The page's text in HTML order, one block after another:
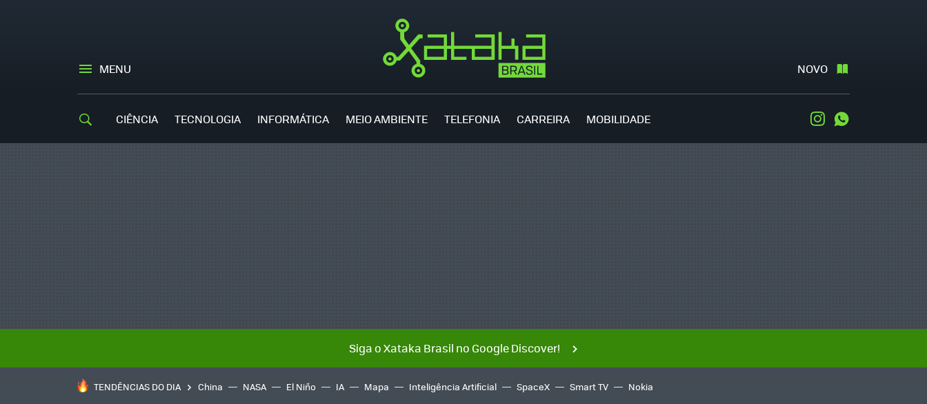
MENU NOVO
CIÊNCIA TECNOLOGIA INFORMÁTICA MEIO AMBIENTE TELEFONIA CARREIRA MOBILIDADE Instagram
Siga o Xataka Brasil no Google Discover!
TENDÊNCIAS DO DIA China NASA El Niño IA Mapa Inteligência Artificial SpaceX Smart TV Nokia